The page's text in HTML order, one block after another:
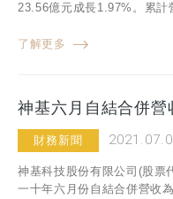
23.56億元成長1.97%。累
了解更多
神基六月自結合併
財務新聞
神基科技股份有限公司(股票
一十年六月份自結合併營收